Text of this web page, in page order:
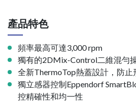
產品特色
頻率最高可達3,000 rpm
獨有的2DMix-Control二維混勻
全新ThermoTop熱蓋設計，防止
獨立感器控制Eppendorf
控精確性和均一性